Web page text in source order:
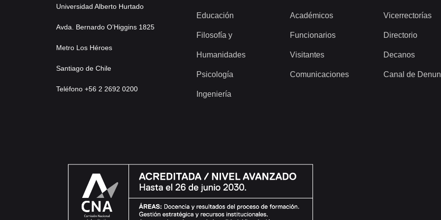
Universidad Alberto Hurtado
Avda. Bernardo O’Higgins 1825
Metro Los Héroes
Santiago de Chile
Teléfono +56 2 2692 0200
Educación
Filosofía y
Humanidades
Psicología
Ingeniería
Académicos
Funcionarios
Visitantes
Comunicaciones
Vicerrectorías
Directorio
Decanos
Canal de